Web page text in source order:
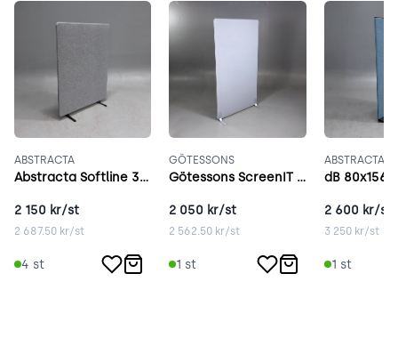
ABSTRACTA
Abstracta Softline 30 grå
2 150 kr/st
2 687.50 kr/st
4 st
GÖTESSONS
Götessons ScreenIT A30 ljusgrå
2 050 kr/st
2 562.50 kr/st
1 st
ABSTRACTA
dB
2 600 kr/st
3 250kr/st
1 st